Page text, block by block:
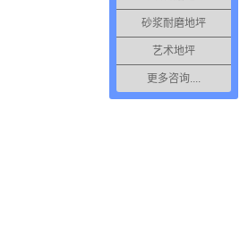
砂浆耐磨地坪
艺术地坪
更多咨询....